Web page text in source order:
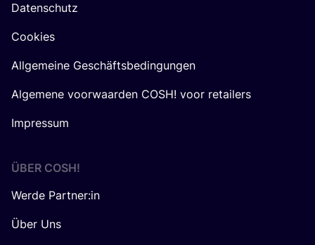
Datenschutz
Cookies
Allgemeine Geschäftsbedingungen
Algemene voorwaarden COSH! voor retailers
Impressum
ÜBER COSH!
Werde Partner:in
Über Uns